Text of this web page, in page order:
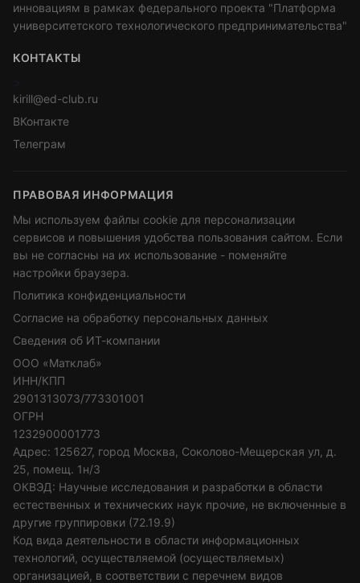
инновациям в рамках федерального проекта "Платформа
университетского технологического предпринимательства"
КОНТАКТЫ
>
kirill@ed-club.ru
ВКонтакте
Телеграм
ПРАВОВАЯ ИНФОРМАЦИЯ
Мы используем файлы cookie для персонализации
сервисов и повышения удобства пользования сайтом. Если
вы не согласны на их использование - поменяйте
настройки браузера.
Политика конфиденциальности
Согласие на обработку персональных данных
Сведения об ИТ-компании
ООО «Матклаб»
ИНН/КПП
2901313073/773301001
ОГРН
1232900001773
Адрес: 125627, город Москва, Соколово-Мещерская ул, д.
25, помещ. 1н/3
ОКВЭД: Научные исследования и разработки в области
естественных и технических наук прочие, не включенные в
другие группировки (72.19.9)
Код вида деятельности в области информационных
технологий, осуществляемой (осуществляемых)
организацией, в соответствии с перечнем видов